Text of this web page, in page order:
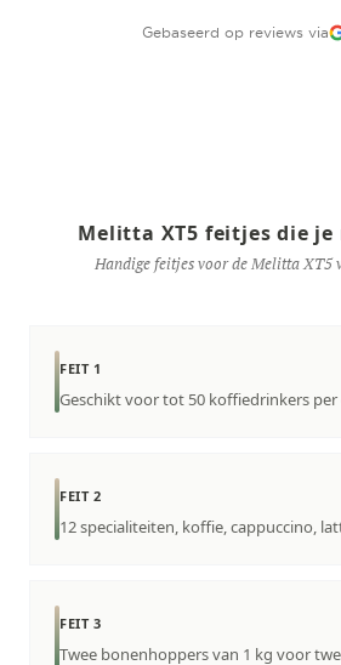
Gebaseerd op reviews via
Melitta XT5 feitjes die je
Handige feitjes voor de Melitta XT5
FEIT 1
Geschikt voor tot 50 koffiedrinkers per
FEIT 2
12 specialiteiten, koffie, cappuccino,
FEIT 3
Twee bonenhoppers van 1 kg voor